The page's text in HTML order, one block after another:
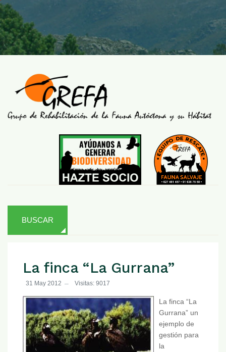
BUSCAR
La finca “La Gurrana”
31 May 2012 Visitas: 9017
La finca “La
Gurrana” un
ejemplo de
gestión para
la